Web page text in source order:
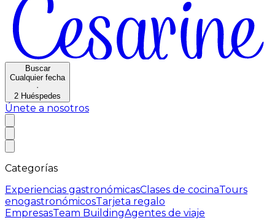
Buscar
Cualquier fecha
·
2 Huéspedes
Únete a nosotros
Categorías
Experiencias gastronómicasClases de cocinaTours
enogastronómicosTarjeta regalo
EmpresasTeam BuildingAgentes de viaje